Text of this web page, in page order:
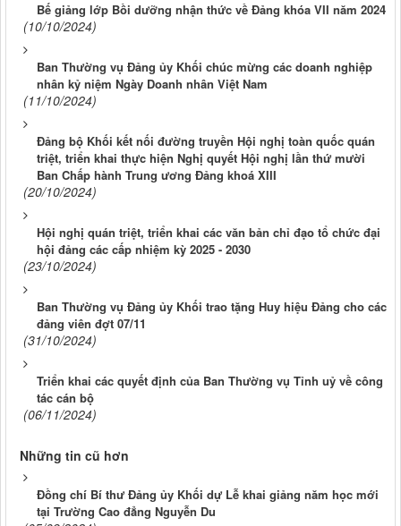
Bế giảng lớp Bồi dưỡng nhận thức về Đảng khóa VII năm 2024
(10/10/2024)
Ban Thường vụ Đảng ủy Khối chúc mừng các doanh nghiệp
nhân kỷ niệm Ngày Doanh nhân Việt Nam
(11/10/2024)
Đảng bộ Khối kết nối đường truyền Hội nghị toàn quốc quán
triệt, triển khai thực hiện Nghị quyết Hội nghị lần thứ mười
Ban Chấp hành Trung ương Đảng khoá XIII
(20/10/2024)
Hội nghị quán triệt, triển khai các văn bản chỉ đạo tổ chức đại
hội đảng các cấp nhiệm kỳ 2025 - 2030
(23/10/2024)
Ban Thường vụ Đảng ủy Khối trao tặng Huy hiệu Đảng cho các
đảng viên đợt 07/11
(31/10/2024)
Triển khai các quyết định của Ban Thường vụ Tỉnh uỷ về công
tác cán bộ
(06/11/2024)
Những tin cũ hơn
Đồng chí Bí thư Đảng ủy Khối dự Lễ khai giảng năm học mới
tại Trường Cao đẳng Nguyễn Du